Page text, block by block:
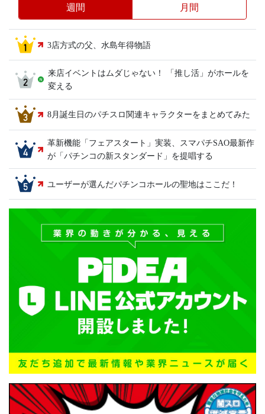
週間 月間
3店方式の父、水島年得物語
来店イベントはムダじゃない！ 「推し活」がホールを
変える
8月誕生日のパチスロ関連キャラクターをまとめてみた
革新機能「フェアスタート」実装、スマパチSAO最新作
が「パチンコの新スタンダード」を提唱する
ユーザーが選んだパチンコホールの聖地はここだ！